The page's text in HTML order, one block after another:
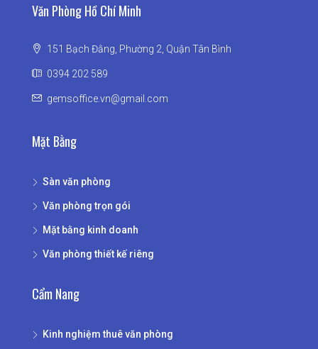
Văn Phòng Hồ Chí Minh
151 Bạch Đằng, Phường 2, Quận Tân Bình
0394 202 589
gemsoffice.vn@gmail.com
Mặt Bằng
Sàn văn phòng
Văn phòng trọn gói
Mặt bằng kinh doanh
Văn phòng thiết kế riêng
Cẩm Nang
Kinh nghiệm thuê văn phòng